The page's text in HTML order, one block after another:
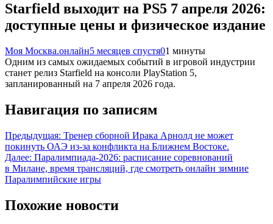
Starfield выходит на PS5 7 апреля 2026:
доступные цены и физическое издание
Моя Москва.онлайн5 месяцев спустя01 минуты
Одним из самых ожидаемых событий в игровой индустрии
станет релиз Starfield на консоли PlayStation 5,
запланированный на 7 апреля 2026 года.
Навигация по записям
Предыдущая: Тренер сборной Ирака Арнолд не может
покинуть ОАЭ из-за конфликта на Ближнем Востоке.
Далее: Паралимпиада-2026: расписание соревнований
в Милане, время трансляций, где смотреть онлайн зимние
Паралимпийские игры
Похожие новости